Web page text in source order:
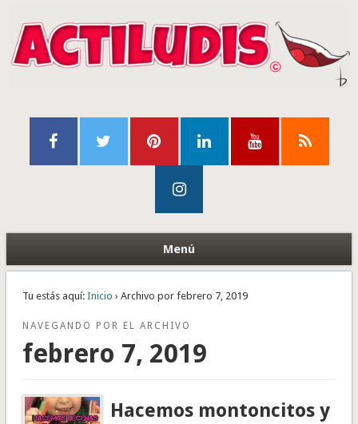
Menú
Tu estás aquí: Inicio › Archivo por febrero 7, 2019
NAVEGANDO POR EL ARCHIVO
febrero 7, 2019
Hacemos montoncitos y